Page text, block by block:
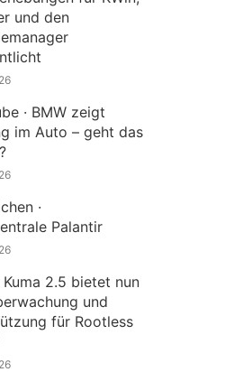
und den
· BMW zeigt
im Auto – geht das
·
Palantir
2.5 bietet nun
und
für Rootless